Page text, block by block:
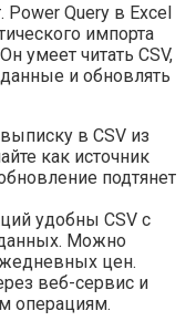
Power Query в Excel
импорта
умеет читать CSV,
и обновлять
в CSV из
как источник
подтянет
удобны CSV с
Можно
цен.
веб-сервис и
операциям.